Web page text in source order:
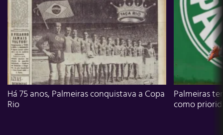
Há 75 anos, Palmeiras conquistava a Copa
Rio
Palmeiras
como